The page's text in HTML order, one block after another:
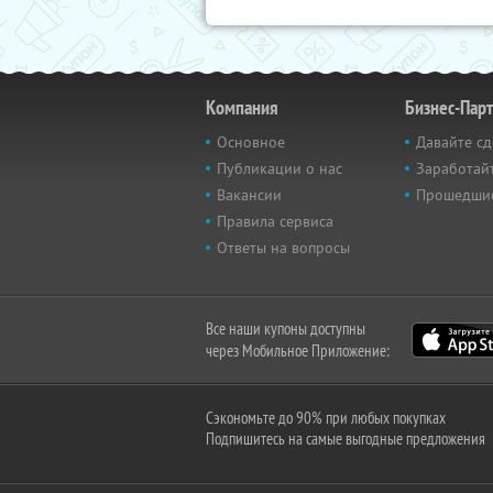
Компания
Основное
Публикации о нас
Вакансии
Правила сервиса
Ответы на вопросы
Бизнес-
Давайте
Все наши купоны доступны
через Мобильное Приложение:
Сэкономьте до 90% при любых покупках
Подпишитесь на самые выгодные предложения